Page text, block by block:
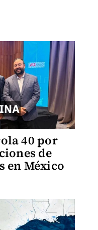
40 por
de
en México